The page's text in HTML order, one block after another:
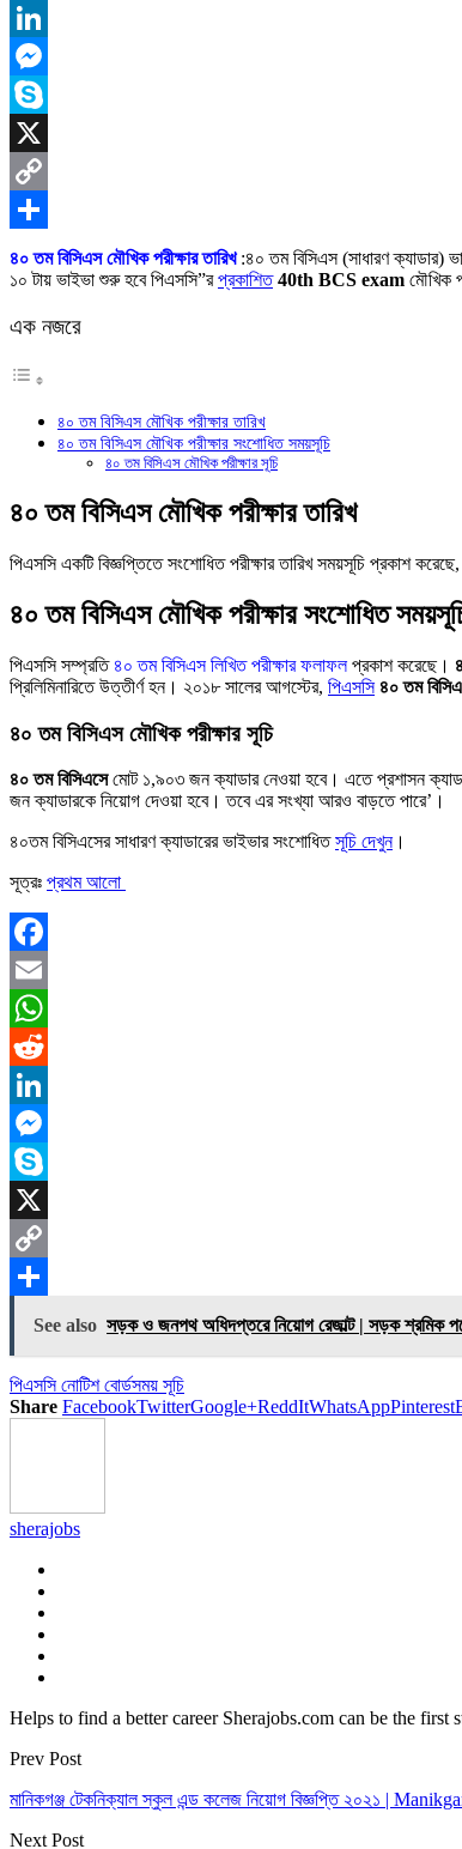
Reddit
LinkedIn
Messenger
Skype
X
Copy
৪০ তম বিসিএস মৌখিক পরীক্ষার তারিখ:৪০ তম বিসিএস (সাধারণ ক্যাডার)
১০ টায় ভাইভা শুরু হবে পিএসসি”রপ্রকাশিত 40th BCS exam মৌখিক
এক নজরে
৪০ তম বিসিএস মৌখিক পরীক্ষার তারিখ
৪০ তম বিসিএস মৌখিক পরীক্ষার সংশোধিত সময়সূচি
৪০ তম বিসিএস মৌখিক পরীক্ষার সূচি
৪০ তম বিসিএস মৌখিক পরীক্ষার তারিখ
পিএসসি একটি বিজ্ঞপ্তিতে সংশোধিত পরীক্ষার তারিখ সময়সূচি প্রকাশ করেছে,
৪০ তম বিসিএস মৌখিক পরীক্ষার সংশোধিত
পিএসসি সম্প্রতি ৪০ তম বিসিএস লিখিত পরীক্ষার ফলাফলপ্রকাশ করেছে।
প্রিলিমিনারিতে উত্তীর্ণ হন। ২০১৮ সালের আগস্টের, পিএসসি ৪০ তম
৪০ তম বিসিএস মৌখিক পরীক্ষার সূচি
৪০ তম বিসিএসেমোট ১,৯০৩ জন ক্যাডার নেওয়া হবে। এতে প্রশাসন
জন ক্যাডারকে নিয়োগ দেওয়া হবে। তবে এর সংখ্যা আরও বাড়তে পারে’।
৪০তম বিসিএসের সাধারণ ক্যাডারের ভাইভার সংশোধিতসূচি দেখুন।
সূত্রঃ প্রথম আলো
Facebook
Email
WhatsApp
Reddit
LinkedIn
Messenger
Skype
X
Copy
Link
Share
See also সড়ক ও জনপথ অধিদপ্তরে নিয়োগ রেজাল্ট | সড়ক শ্রমিক
পিএসসি নোটিশ বোর্ডসময় সূচি
Share FacebookTwitterGoogle+ReddItWhatsAppPinterest
sherajobs
Helps to find a better career Sherajobs.com can be the
Prev Post
মানিকগঞ্জ টেকনিক্যাল স্কুল এন্ড কলেজ নিয়োগ বিজ্ঞপ্তি ২০২১ |
Next Post